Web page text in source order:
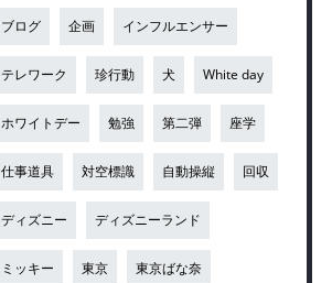
ブログ 企画 インフルエンサー
テレワーク 珍行動 犬 White day
ホワイトデー 勉強 第二弾 座学
仕事道具 対空標識 自動操縦 回収
ディズニー ディズニーランド
ミッキー 東京 東京ばな奈